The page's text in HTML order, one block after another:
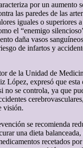
por un aumento
las paredes de las
iguales o superiores
el “enemigo
daña vasos
de infartos y
de la Unidad de
López, expresó que esta
no se controla, ya que
visión.
se recomienda
una dieta
recetados